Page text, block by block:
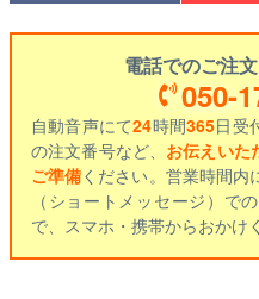
電話でのご注
050-
自動音声にて24時間365日受
の注文番号など、 お伝えいた
ご準備ください。営業時間内
（ショートメッセージ）で
で、スマホ・携帯からおかけ